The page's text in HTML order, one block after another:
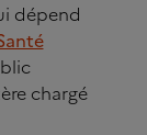
dépend
chargé